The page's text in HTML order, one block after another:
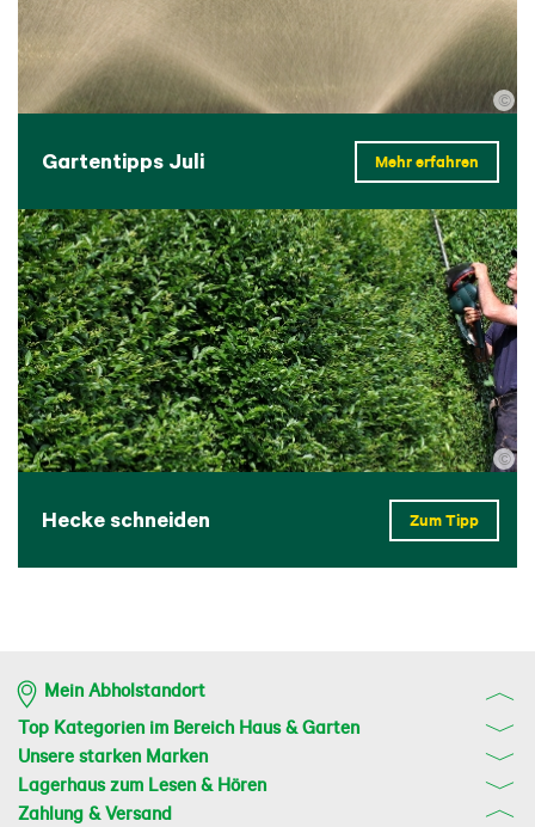
Gartentipps Juli Mehr erfahren
©
Hecke schneiden Zum Tipp
©
Mein Abholstandort
Top Kategorien im Bereich Haus & Garten
Unsere starken Marken
Lagerhaus zum Lesen & Hören
Zahlung & Versand